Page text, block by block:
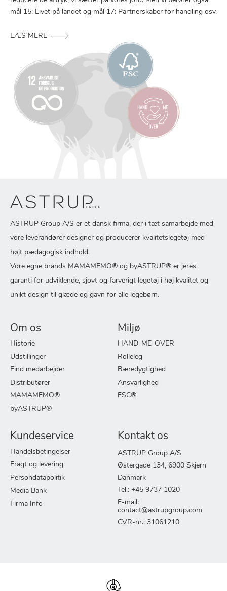
mål 15: Livet på landet og mål 17: Partnerskaber for handling osv.
LÆS MERE
ASTRUP Group A/S er et dansk firma, der i tæt samarbejde med
vore leverandører designer og producerer kvalitetslegetøj med
højt pædagogisk indhold.
Vore egne brands MAMAMEMO® og byASTRUP® er jeres
garanti for udviklende, sjovt og farverigt legetøj i høj kvalitet og
unikt design til glæde og gavn for alle legebørn.
Om os
Historie
Udstillinger
Find medarbejder
Distributører
MAMAMEMO®
byASTRUP®
Miljø
HAND-ME-OVER
Rolleleg
Bæredygtighed
Ansvarlighed
FSC®
Kundeservice
Handelsbetingelser
Fragt og levering
Persondatapolitik
Media Bank
Firma Info
Kontakt os
ASTRUP Group A/S
Østergade 134, 6900 Skjern
Danmark
Tel.: +45 9737 1020
E-mail:
contact@astrupgroup.com
CVR-nr.: 31061210